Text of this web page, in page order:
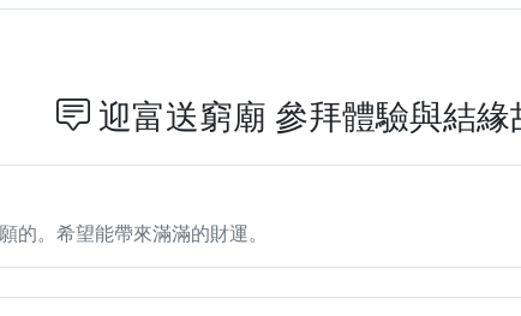
迎富送窮廟 參拜體驗與結緣
。希望能帶來滿滿的財運。